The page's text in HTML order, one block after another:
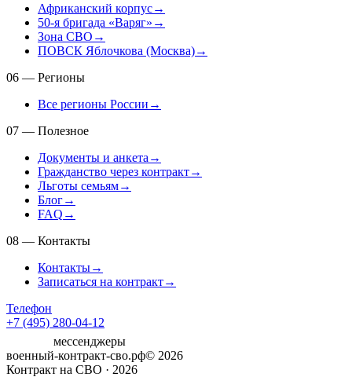
Африканский корпус→
50-я бригада «Варяг» →
Зона СВО →
ПОВСК Яблочкова (Москва)→
06 — Регионы
Все регионы России →
07 — Полезное
Документы и анкета →
Гражданство через контракт→
Льготы семьям→
Блог→
FAQ →
08 — Контакты
Контакты→
Записаться на контракт→
Телефон
+7 (495) 280-04-12
мессенджеры
военный-контракт-сво.рф© 2026
Контракт на СВО · 2026